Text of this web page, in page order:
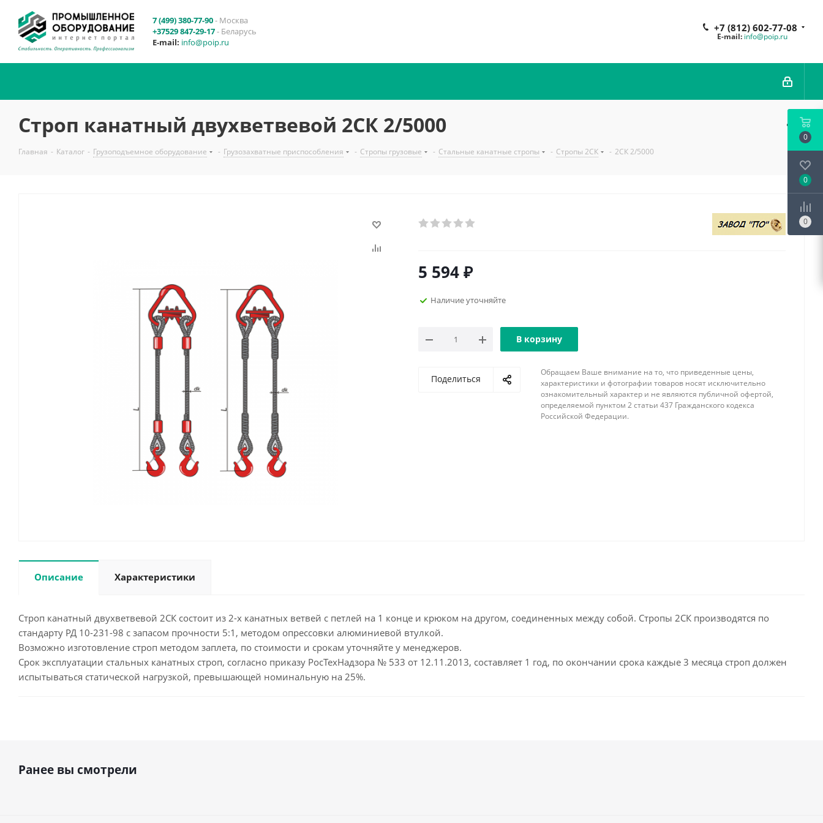
7 (499) 380-77-90- Москва
+37529 847-29-17- Беларусь
E-mail: info@poip.ru
+7 (812) 602-77-08
E-mail: info@poip.ru
Строп канатный двухветвевой 2СК 2/5000
Главная - Каталог - Грузоподъемное оборудование - Грузозахватные приспособления - Стропы грузовые - Стальные канатные стропы - Стропы 2СК - 2СК 2/5000
5 594₽
Наличие уточняйте
В корзину
Поделиться
Обращаем Ваше внимание на то, что приведенные цены,
характеристики и фотографии товаров носят исключительно
ознакомительный характер и не являются публичной офертой,
определяемой пунктом 2 статьи 437 Гражданского кодекса
Российской Федерации.
Описание Характеристики
Строп канатный двухветвевой 2СК состоит из 2-х канатных ветвей с петлей на 1 конце и крюком на другом, соединенных между собой. Стропы 2СК производятся по
стандарту РД 10-231-98 с запасом прочности 5:1, методом опрессовки алюминиевой втулкой.
Возможно изготовление строп методом заплета, по стоимости и срокам уточняйте у менеджеров.
Срок эксплуатации стальных канатных строп, согласно приказу РосТехНадзора № 533 от 12.11.2013, составляет 1 год, по окончании срока каждые 3 месяца строп должен
испытываться статической нагрузкой, превышающей номинальную на 25%.
Ранее вы смотрели
0
0
0